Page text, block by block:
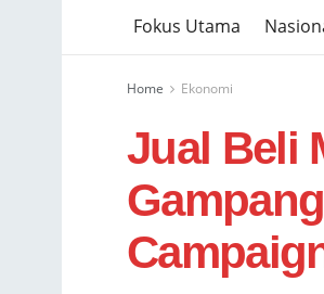
Fokus Utama
Home Ekonomi
Jual Beli